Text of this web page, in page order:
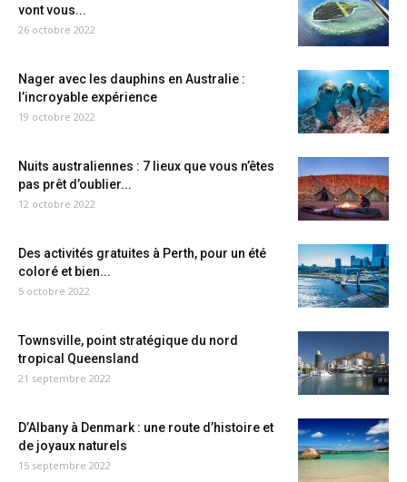
vont vous...
26 octobre 2022
Nager avec les dauphins en Australie :
l’incroyable expérience
19 octobre 2022
Nuits australiennes : 7 lieux que vous n’êtes
pas prêt d’oublier...
12 octobre 2022
Des activités gratuites à Perth, pour un été
coloré et bien...
5 octobre 2022
Townsville, point stratégique du nord
tropical Queensland
21 septembre 2022
D’Albany à Denmark : une route d’histoire et
de joyaux naturels
15 septembre 2022